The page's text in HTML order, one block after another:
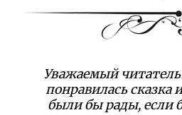
Уважаемый
понравилась
были бы рады, если